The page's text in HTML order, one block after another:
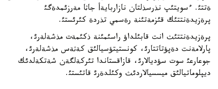
ةتتئ. ءسويتئپ نذرسذلتان نازاربايةأ جاثا مةرزئمدةگئ
پرةزيدةنتتئك قئزمةتئنة رةسمي تذردة كئرئستئ.
پرةزيدةنتتئث انت قابئلداؤ راسئمئنة ذكئمةت مذشةلةرئ،
پارلامةنت دةپؤتاتتارئ، كونستيتؤسيالئق كةثةس مذشةلةرئ،
جوعارعئ سوت سؤديالارئ، قازاقستاندا تئركةلگةن شةتكةلدئك
ديپلوماتيالئق ميسسيالاردئث وكئلدةرئ قاتئستئ.